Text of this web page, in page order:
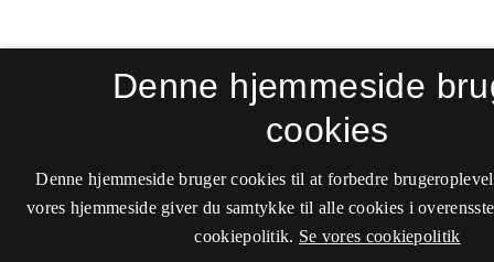
Denne hjemmeside
cookies
Denne hjemmeside bruger cookies til at forbedre
vores hjemmeside giver du samtykke til alle cookies i
cookiepolitik. Se vores cookiepolitik